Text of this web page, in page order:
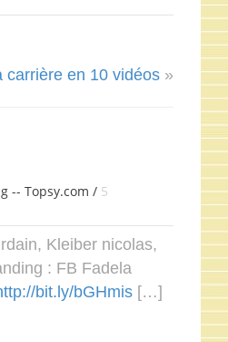
carrière en 10 vidéos »
-- Topsy.com / 5
Kleiber nicolas,
: FB Fadela
bit.ly/bGHmis […]